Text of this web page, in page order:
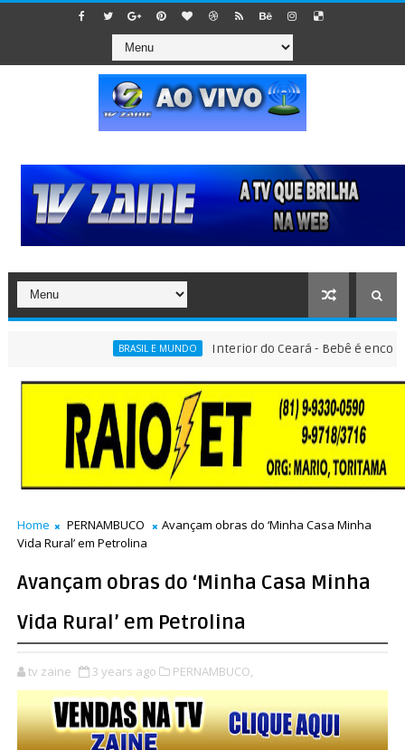
BRASIL E MUNDO Interior do Ceará - Bebê é encontrado
emplacar carros que ainda estavam em montadoras, em
Home PERNAMBUCO
Avançam obras do ‘Minha Casa Minha
Vida Rural’ em Petrolina
Avançam obras do ‘Minha Casa Minha
Vida Rural’ em Petrolina
tv zaine 3 years ago PERNAMBUCO,